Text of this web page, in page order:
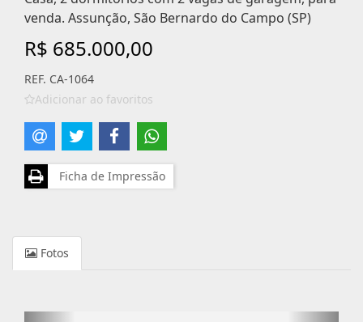
venda. Assunção, São Bernardo do Campo (SP)
R$ 685.000,00
REF. CA-1064
Adicionar ao favoritos
Ficha de Impressão
Fotos